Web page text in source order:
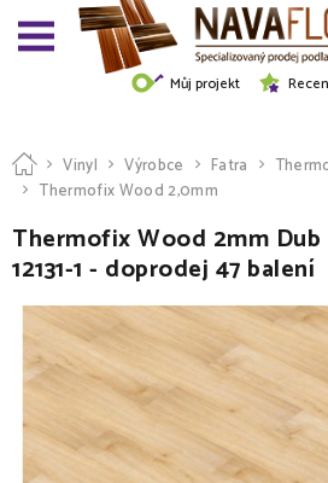
Můj projekt
Vinyl Výrobce Fatra
Thermofix Wood 2,0mm
Thermofix Wood 2mm
12131-1 - doprodej 47 balení